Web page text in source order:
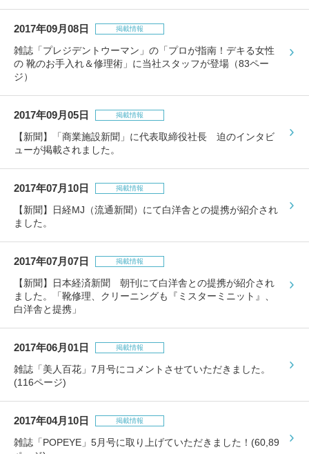
2017年09月08日 掲載情報
雑誌「プレジデントウーマン」の「プロが指南！デキる女性
の 靴のお手入れ＆修理術」に当社スタッフが登場（83ペー
ジ）
2017年09月05日 掲載情報
【新聞】「商業施設新聞」に代表取締役社長 迫のインタビ
ューが掲載されました。
2017年07月10日 掲載情報
【新聞】日経MJ（流通新聞）にて白洋舎との提携が紹介され
ました。
2017年07月07日 掲載情報
【新聞】日本経済新聞 朝刊にて白洋舎との提携が紹介され
ました。「靴修理、クリーニングも『ミスターミニット』、
白洋舎と提携」
2017年06月01日 掲載情報
雑誌「美人百花」7月号にコメントさせていただきました。
(116ページ)
2017年04月10日 掲載情報
雑誌「POPEYE」5月号に取り上げていただきました！(60,89